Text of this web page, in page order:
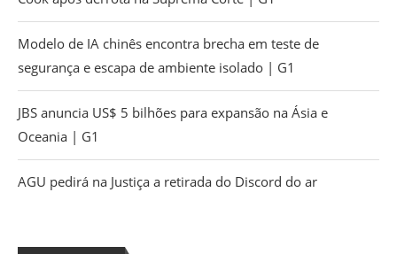
Modelo de IA chinês encontra brecha em teste de
segurança e escapa de ambiente isolado | G1
JBS anuncia US$ 5 bilhões para expansão na Ásia e
Oceania | G1
AGU pedirá na Justiça a retirada do Discord do ar